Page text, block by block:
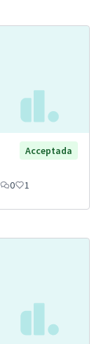
Acceptada
0 1